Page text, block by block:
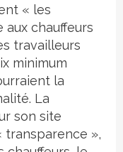
« les
chauffeurs
travailleurs
minimum
la
La
son site
transparence »,